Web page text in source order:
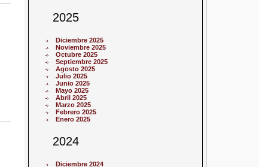
2025
Diciembre 2025
Noviembre 2025
Octubre 2025
Septiembre 2025
Agosto 2025
Julio 2025
Junio 2025
Mayo 2025
Abril 2025
Marzo 2025
Febrero 2025
Enero 2025
2024
Diciembre 2024